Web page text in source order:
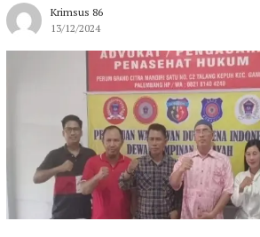
Krimsus 86
13/12/2024